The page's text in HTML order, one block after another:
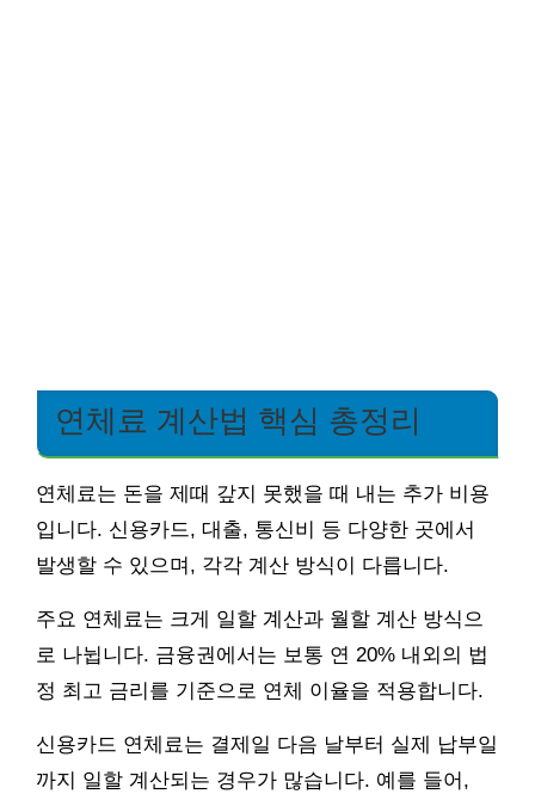
연체료 계산법 핵심 총정리
연체료는 돈을 제때 갚지 못했을 때 내는 추가 비용
입니다. 신용카드, 대출, 통신비 등 다양한 곳에서
발생할 수 있으며, 각각 계산 방식이 다릅니다.
주요 연체료는 크게 일할 계산과 월할 계산 방식으
로 나뉩니다. 금융권에서는 보통 연 20% 내외의 법
정 최고 금리를 기준으로 연체 이율을 적용합니다.
신용카드 연체료는 결제일 다음 날부터 실제 납부일
까지 일할 계산되는 경우가 많습니다. 예를 들어,